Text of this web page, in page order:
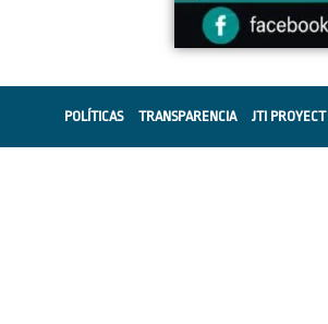
POLÍTICAS TRANSPARENCIA JTI PROYECT